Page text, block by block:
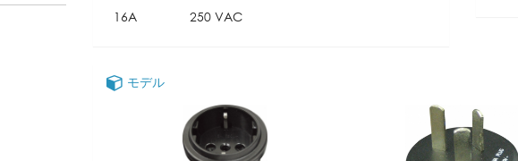
16A 250 VAC
モデル